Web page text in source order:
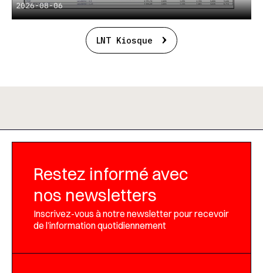
2026-08-06
LNT Kiosque
Restez informé avec
nos newsletters
Inscrivez-vous à notre newsletter pour recevoir
de l’information quotidiennement